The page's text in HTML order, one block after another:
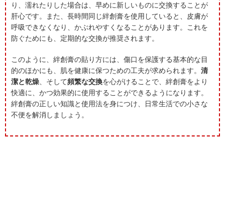
り、濡れたりした場合は、早めに新しいものに交換することが
肝心です。また、長時間同じ絆創膏を使用していると、皮膚が
呼吸できなくなり、かぶれやすくなることがあります。これを
防ぐためにも、定期的な交換が推奨されます。
このように、絆創膏の貼り方には、傷口を保護する基本的な目
的のほかにも、肌を健康に保つための工夫が求められます。 清
潔と乾燥 、そして頻繁な交換を心がけることで、絆創膏をより
快適に、かつ効果的に使用することができるようになります。
絆創膏の正しい知識と使用法を身につけ、日常生活での小さな
不便を解消しましょう。